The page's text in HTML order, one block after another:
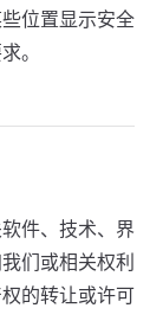
位置显示安全
。
件、技术、界
们或相关权利
的转让或许可